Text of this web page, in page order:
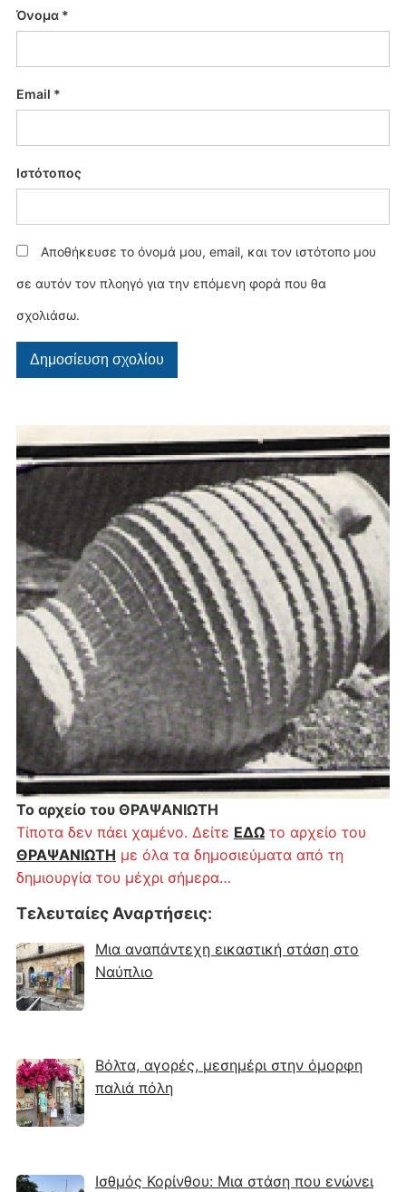
Το αρχείο του ΘΡΑΨΑΝΙΩΤΗ
Τίποτα δεν πάει χαμένο. Δείτε ΕΔΩτο αρχείο του
ΘΡΑΨΑΝΙΩΤΗ με όλα τα δημοσιεύματα από τη
δημιουργία του μέχρι σήμερα…
Τελευταίες Αναρτήσεις:
Μια αναπάντεχη εικαστική στάση στο
Ναύπλιο
Βόλτα, αγορές, μεσημέρι στην όμορφη
παλιά πόλη
Ισθμός Κορίνθου: Μια στάση που ενώνει
Όνομα *
Email *
Ιστότοπος
Αποθήκευσε το όνομά μου, email, και τον ιστότοπο μου
σε αυτόν τον πλοηγό για την επόμενη φορά που θα
σχολιάσω.